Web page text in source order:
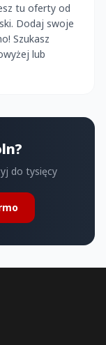
tu oferty od
Dodaj swoje
Szukasz
lub
do tysięcy